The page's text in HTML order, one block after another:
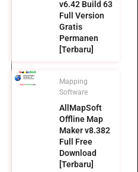
v6.42 Build 63
Full Version
Gratis
Permanen
[Terbaru]
Mapping
Software
AllMapSoft
Offline Map
Maker v8.382
Full Free
Download
[Terbaru]